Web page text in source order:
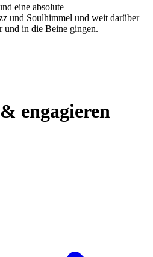
eine absolute
und Soulhimmel und weit darüber
und in die Beine gingen.
engagieren